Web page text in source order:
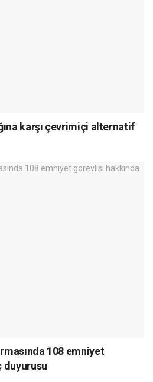
karşı çevrimiçi alternatif
108 emniyet
duyurusu